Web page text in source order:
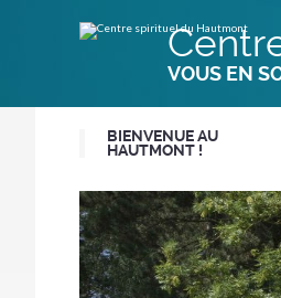
contenu.
VOUS EN
BIENVENUE AU
HAUTMONT !